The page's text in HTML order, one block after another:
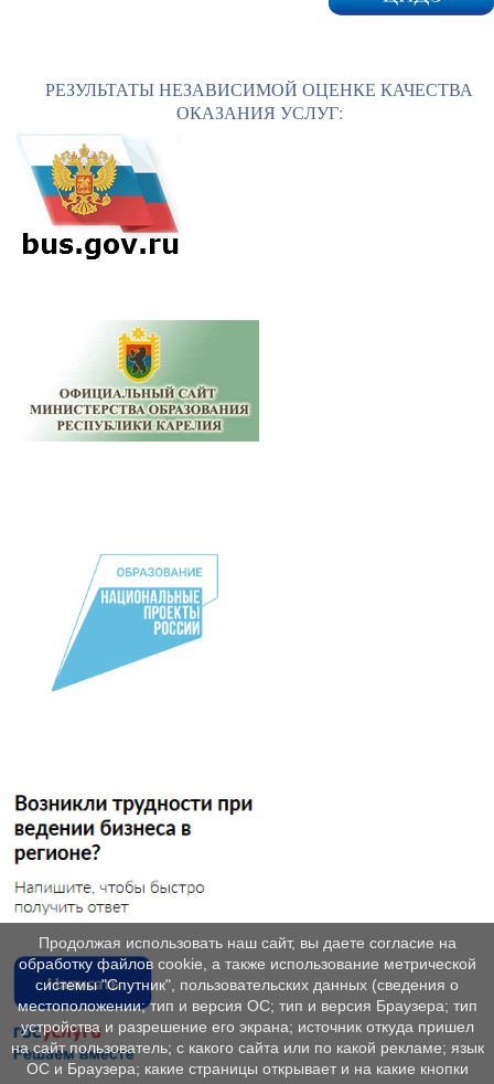
РЕЗУЛЬТАТЫ НЕЗАВИСИМОЙ ОЦЕНКЕ КАЧЕСТВА
ОКАЗАНИЯ УСЛУГ:
Продолжая использовать наш сайт, вы даете согласие на
обработку файлов cookie, а также использование метрической
системы "Спутник", пользовательских данных (сведения о
местоположении; тип и версия ОС; тип и версия Браузера; тип
устройства и разрешение его экрана; источник откуда пришел
на сайт пользователь; с какого сайта или по какой рекламе; язык
ОС и Браузера; какие страницы открывает и на какие кнопки